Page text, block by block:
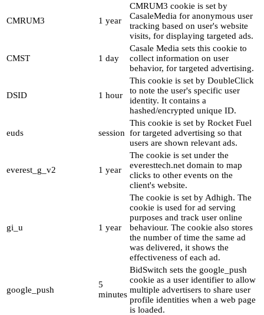
CMRUM3 1 year
CMRUM3 cookie is set by
CasaleMedia for anonymous user
tracking based on user's website
visits, for displaying targeted ads.
CMST 1 day
Casale Media sets this cookie to
collect information on user
behavior, for targeted advertising.
DSID 1 hour
This cookie is set by DoubleClick
to note the user's specific user
identity. It contains a
hashed/encrypted unique ID.
euds session
This cookie is set by Rocket Fuel
for targeted advertising so that
users are shown relevant ads.
everest_g_v2 1 year
The cookie is set under the
everesttech.net domain to map
clicks to other events on the
client's website.
gi_u 1 year
The cookie is set by Adhigh. The
cookie is used for ad serving
purposes and track user online
behaviour. The cookie also stores
the number of time the same ad
was delivered, it shows the
effectiveness of each ad.
google_push
5
minutes
BidSwitch sets the google_push
cookie as a user identifier to allow
multiple advertisers to share user
profile identities when a web page
is loaded.